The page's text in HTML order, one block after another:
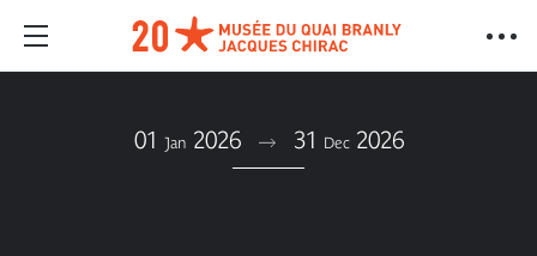
01 Jan 2026 31 Dec 2026